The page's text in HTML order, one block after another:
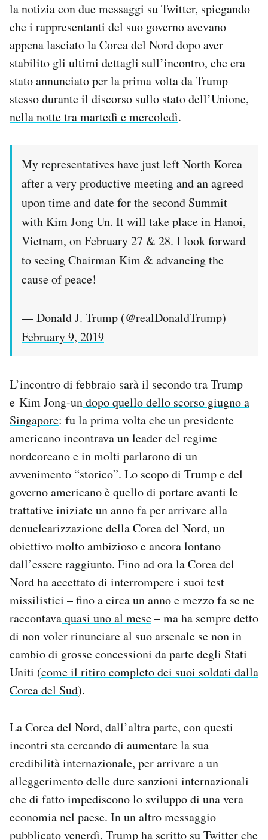
Area Personale
Newsletter
Notifiche mobile
Regala il Post
Hai bisogno di aiuto?
la notizia con due messaggi su Twitter, spiegando
che i rappresentanti del suo governo avevano
appena lasciato la Corea del Nord dopo aver
stabilito gli ultimi dettagli sull’incontro, che era
stato annunciato per la prima volta da Trump
stesso durante il discorso sullo stato dell’Unione,
nella notte tra martedì e mercoledì.
My representatives have just left North Korea
after a very productive meeting and an agreed
upon time and date for the second Summit
with Kim Jong Un. It will take place in Hanoi,
Vietnam, on February 27 & 28. I look forward
to seeing Chairman Kim & advancing the
cause of peace!
— Donald J. Trump (@realDonaldTrump)
February 9, 2019
L’incontro di febbraio sarà il secondo tra Trump
e Kim Jong-undopo quello dello scorso giugno a
Singapore: fu la prima volta che un presidente
americano incontrava un leader del regime
nordcoreano e in molti parlarono di un
avvenimento “storico”. Lo scopo di Trump e del
governo americano è quello di portare avanti le
trattative iniziate un anno fa per arrivare alla
denuclearizzazione della Corea del Nord, un
obiettivo molto ambizioso e ancora lontano
dall’essere raggiunto. Fino ad ora la Corea del
Nord ha accettato di interrompere i suoi test
missilistici – fino a circa un anno e mezzo fa se ne
raccontavaquasi uno al mese– ma ha sempre detto
di non voler rinunciare al suo arsenale se non in
cambio di grosse concessioni da parte degli Stati
Uniti (come il ritiro completo dei suoi soldati dalla
Corea del Sud).
La Corea del Nord, dall’altra parte, con questi
incontri sta cercando di aumentare la sua
credibilità internazionale, per arrivare a un
alleggerimento delle dure sanzioni internazionali
che di fatto impediscono lo sviluppo di una vera
economia nel paese. In un altro messaggio
pubblicato venerdì, Trump ha scritto su Twitter che